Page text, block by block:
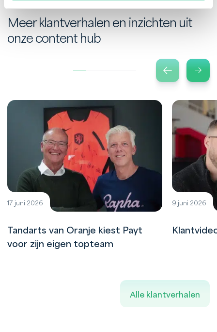
Meer klantverhalen en inzichten uit
onze content hub
17 juni 2026
Tandarts van Oranje kiest Payt
voor zijn eigen topteam
9 juni 2026
Alle klantverhalen